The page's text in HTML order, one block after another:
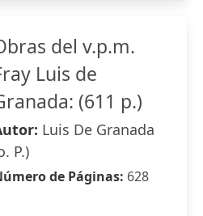
del v.p.m.
Luis de
(611 p.)
Luis De Granada
P.)
de Páginas: 628